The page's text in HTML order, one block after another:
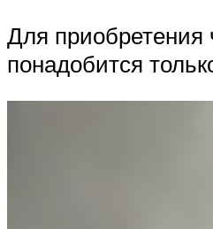
Для приобретения
понадобится